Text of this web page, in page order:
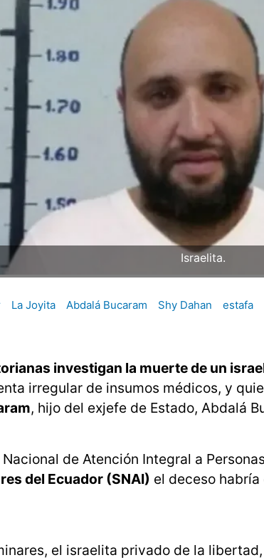
Israelita.
La Joyita Abdalá Bucaram Shy Dahan estafa
investigan la muerte de un
irregular de insumos médicos, y
, hijo del exjefe de Estado, Abdalá
de Atención Integral a
del Ecuador (SNAI) el deceso
el israelita privado de la